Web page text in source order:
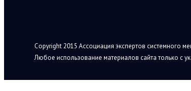
Copyright 2015 Ассоциация экспертов системного
Любое использование материалов сайта только с